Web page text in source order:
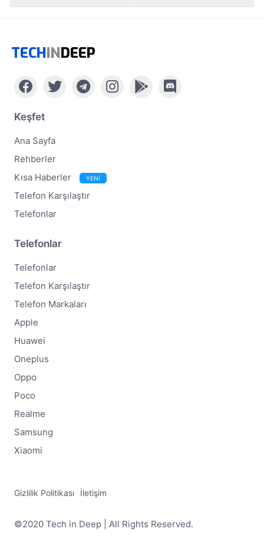
TECHINDEEP
Keşfet
Ana Sayfa
Rehberler
Kısa Haberler
YENİ
Telefon Karşılaştır
Telefonlar
Telefonlar
Telefonlar
Telefon Karşılaştır
Telefon Markaları
Apple
Huawei
Oneplus
Oppo
Poco
Realme
Samsung
Xiaomi
Gizlilik Politikası İletişim
©2020 Tech in Deep | All Rights Reserved.